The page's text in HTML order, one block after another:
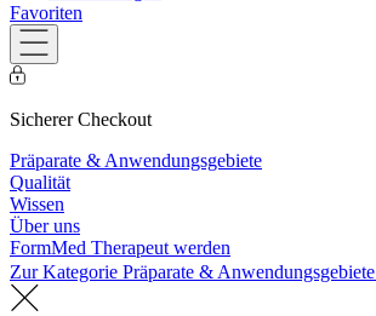
Favoriten
Sicherer Checkout
Präparate & Anwendungsgebiete
Qualität
Wissen
Über uns
FormMed Therapeut werden
Zur Kategorie Präparate & Anwendungsgebiete